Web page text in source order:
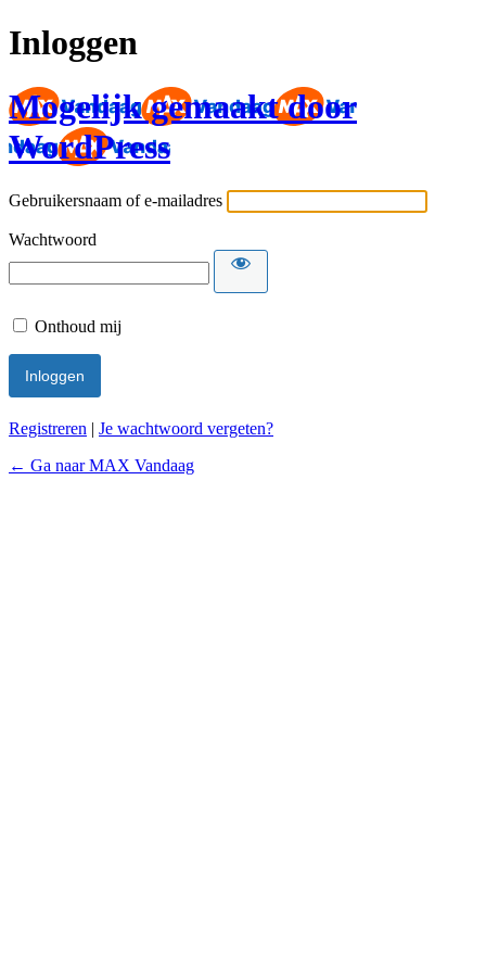
Inloggen
Mogelijk gemaakt door
WordPress
Gebruikersnaam of e-mailadres
Wachtwoord
Onthoud mij
Registreren | Je wachtwoord vergeten?
← Ga naar MAX Vandaag